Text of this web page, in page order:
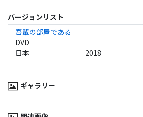
バージョンリスト
吾輩の部屋である
DVD
日本
2018
ギャラリー